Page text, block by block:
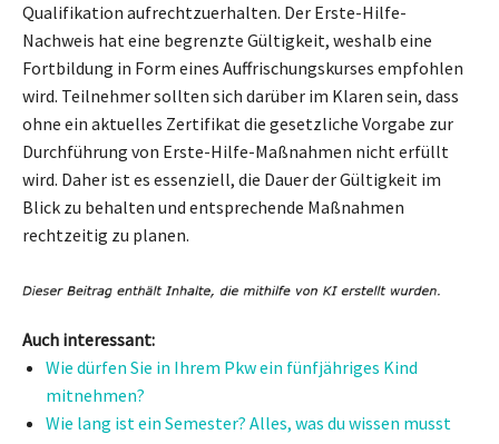
Qualifikation aufrechtzuerhalten. Der Erste-Hilfe-
Nachweis hat eine begrenzte Gültigkeit, weshalb eine
Fortbildung in Form eines Auffrischungskurses empfohlen
wird. Teilnehmer sollten sich darüber im Klaren sein, dass
ohne ein aktuelles Zertifikat die gesetzliche Vorgabe zur
Durchführung von Erste-Hilfe-Maßnahmen nicht erfüllt
wird. Daher ist es essenziell, die Dauer der Gültigkeit im
Blick zu behalten und entsprechende Maßnahmen
rechtzeitig zu planen.
Auch interessant:
Wie dürfen Sie in Ihrem Pkw ein fünfjähriges Kind
mitnehmen?
Wie lang ist ein Semester? Alles, was du wissen musst